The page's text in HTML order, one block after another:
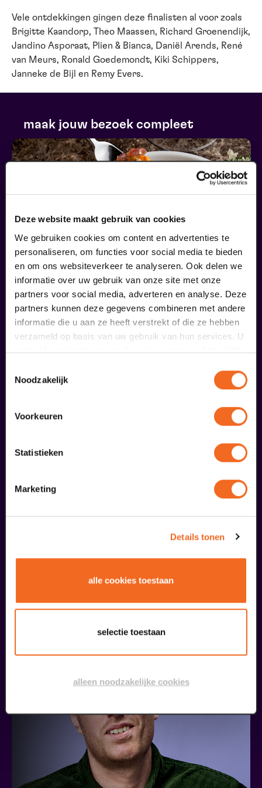
Deze website maakt gebruik van cookies
We gebruiken cookies om content en advertenties te
personaliseren, om functies voor social media te bieden
en om ons websiteverkeer te analyseren. Ook delen we
informatie over uw gebruik van onze site met onze
partners voor social media, adverteren en analyse. Deze
partners kunnen deze gegevens combineren met andere
informatie die u aan ze heeft verstrekt of die ze hebben
verzameld op basis van uw gebruik van hun services. U
gaat akkoord met onze cookies als u onze website blijft
Noodzakelijk
Voorkeuren
Statistieken
Marketing
Details tonen
alle cookies toestaan
selectie toestaan
alleen noodzakelijke cookies
Vele ontdekkingen gingen deze finalisten al voor zoals
Brigitte Kaandorp, Theo Maassen, Richard Groenendijk,
Jandino Asporaat, Plien & Bianca, Daniël Arends, René
van Meurs, Ronald Goedemondt, Kiki Schippers,
Janneke de Bijl en Remy Evers.
maak jouw bezoek compleet
Begin bij SIN
liefhebbers bestelden ook...
uitverkocht
02
Oudejaarsconference 2026 | Try-out